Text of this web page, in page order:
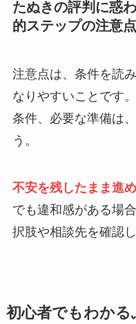
たぬきの評判に惑
的ステップの注意点
注意点は、条件を読
なりやすいことです
条件、必要な準備は
う。
不安を残したまま進
でも違和感がある場
択肢や相談先を確認
初心者でもわか